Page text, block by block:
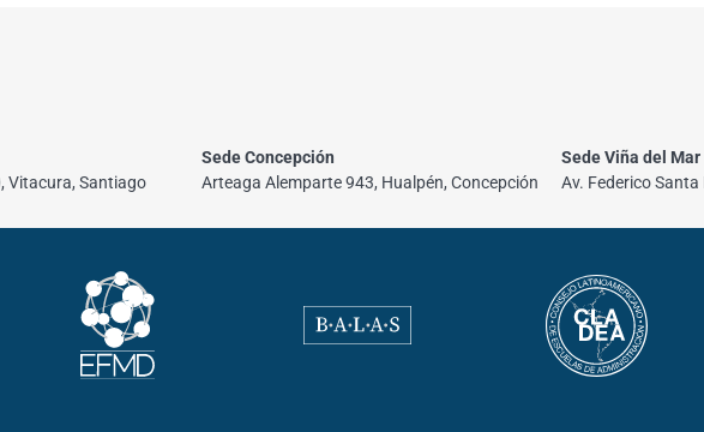
Vitacura, Santiago
Sede Concepción
Arteaga Alemparte 943, Hualpén, Concepción
Sede Viña del Mar
Av. Federico